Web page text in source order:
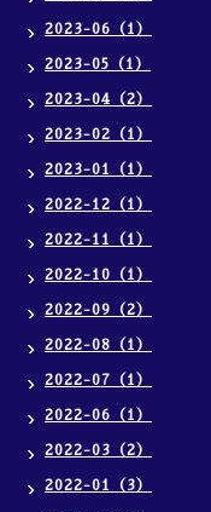
2023-06（1）
2023-05（1）
2023-04（2）
2023-02（1）
2023-01（1）
2022-12（1）
2022-11（1）
2022-10（1）
2022-09（2）
2022-08（1）
2022-07（1）
2022-06（1）
2022-03（2）
2022-01（3）